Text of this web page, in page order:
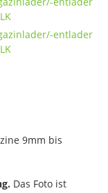
9mm bis
Das Foto ist